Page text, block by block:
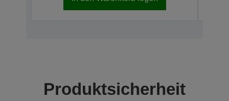
Produktsicherheit